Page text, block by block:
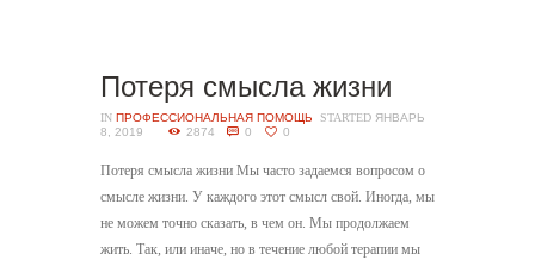
Потеря смысла жизни
IN ПРОФЕССИОНАЛЬНАЯ ПОМОЩЬ STARTED ЯНВАРЬ
8, 2019
2874 0 0
Потеря смысла жизни Мы часто задаемся вопросом о
смысле жизни. У каждого этот смысл свой. Иногда, мы
не можем точно сказать, в чем он. Мы продолжаем
жить. Так, или иначе, но в течение любой терапии мы